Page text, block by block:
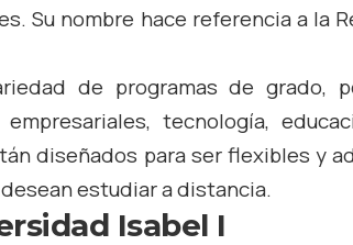
Su nombre hace referencia a la
de programas de grado,
tecnología,
diseñados para ser flexibles y
estudiar a distancia.
Isabel I